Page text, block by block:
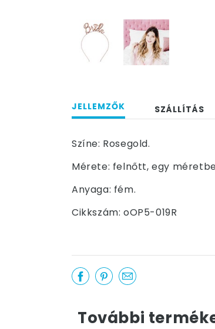
JELLEMZŐK SZÁLLÍTÁS
Színe: Rosegold.
Mérete: felnőtt, egy
Anyaga: fém.
Cikkszám: oOP5-019R
További